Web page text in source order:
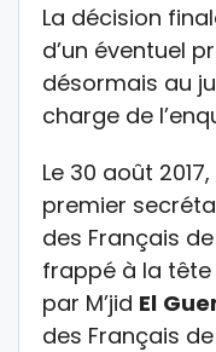
La décision
d’un éventuel
désormais au
charge de
Le 30 août
premier
des Français
frappé à la
par M’jid El
des Français